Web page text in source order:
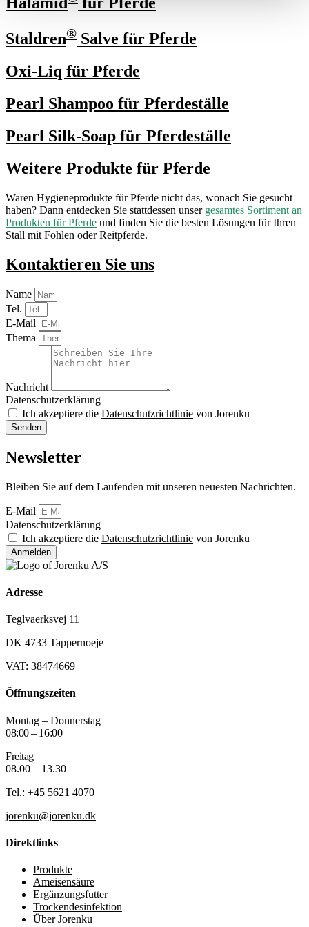
Staldren® Salve für Pferde
Oxi-Liq für Pferde
Pearl Shampoo für Pferdeställe
Pearl Silk-Soap für Pferdeställe
Weitere Produkte für Pferde
Waren Hygieneprodukte für Pferde nicht das, wonach Sie gesucht
haben? Dann entdecken Sie stattdessen unser gesamtes Sortiment an
Produkten für Pferde und finden Sie die besten Lösungen für Ihren
Stall mit Fohlen oder Reitpferde.
Kontaktieren Sie uns
Name
Tel.
E-Mail
Thema
Nachricht
Datenschutzerklärung
Ich akzeptiere die Datenschutzrichtlinie von Jorenku
Senden
Newsletter
Bleiben Sie auf dem Laufenden mit unseren neuesten Nachrichten.
E-Mail
Datenschutzerklärung
Ich akzeptiere die Datenschutzrichtlinie von Jorenku
Anmelden
Adresse
Teglvaerksvej 11
DK 4733 Tappernoeje
VAT: 38474669
Öffnungszeiten
Montag – Donnerstag
08:00 – 16:00
Freitag
08.00 – 13.30
Tel.: +45 5621 4070
jorenku@jorenku.dk
Direktlinks
Produkte
Ameisensäure
Ergänzungsfutter
Trockendesinfektion
Über Jorenku